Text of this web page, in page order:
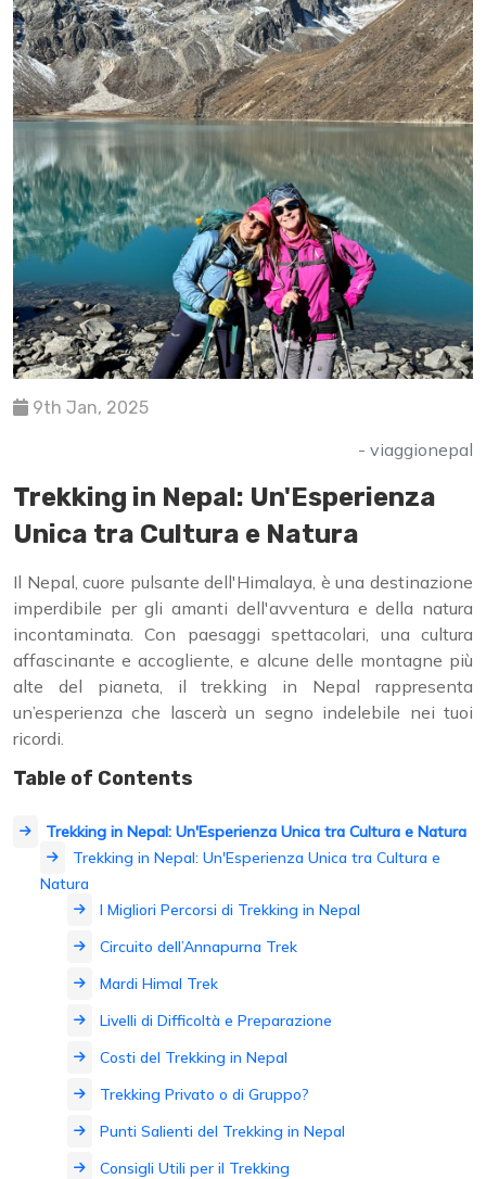
9th Jan, 2025
- viaggionepal
Trekking in Nepal: Un'Esperienza
Unica tra Cultura e Natura
Il Nepal, cuore pulsante dell'Himalaya, è una destinazione
imperdibile per gli amanti dell'avventura e della natura
incontaminata. Con paesaggi spettacolari, una cultura
affascinante e accogliente, e alcune delle montagne più
alte del pianeta, il trekking in Nepal rappresenta
un’esperienza che lascerà un segno indelebile nei tuoi
ricordi.
Table of Contents
Trekking in Nepal: Un'Esperienza Unica tra Cultura e Natura
Trekking in Nepal: Un'Esperienza Unica tra Cultura e
Natura
I Migliori Percorsi di Trekking in Nepal
Circuito dell’Annapurna Trek
Mardi Himal Trek
Livelli di Difficoltà e Preparazione
Costi del Trekking in Nepal
Trekking Privato o di Gruppo?
Punti Salienti del Trekking in Nepal
Consigli Utili per il Trekking